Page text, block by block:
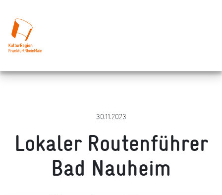
30.11.2023
Lokaler Routenführer
Bad Nauheim